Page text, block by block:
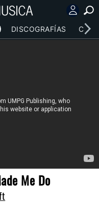
DISCOGRAFÍAS
Me Do